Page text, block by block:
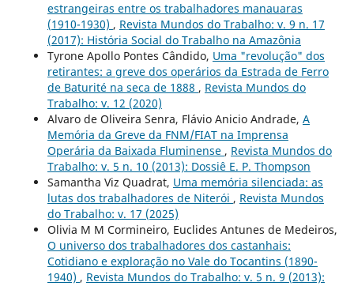
estrangeiras entre os trabalhadores manauaras
(1910-1930) , Revista Mundos do Trabalho: v. 9 n. 17
(2017): História Social do Trabalho na Amazônia
Tyrone Apollo Pontes Cândido, Uma "revolução" dos
retirantes: a greve dos operários da Estrada de Ferro
de Baturité na seca de 1888 , Revista Mundos do
Trabalho: v. 12 (2020)
Alvaro de Oliveira Senra, Flávio Anicio Andrade, A
Memória da Greve da FNM/FIAT na Imprensa
Operária da Baixada Fluminense , Revista Mundos do
Trabalho: v. 5 n. 10 (2013): Dossiê E. P. Thompson
Samantha Viz Quadrat, Uma memória silenciada: as
lutas dos trabalhadores de Niterói , Revista Mundos
do Trabalho: v. 17 (2025)
Olivia M M Cormineiro, Euclides Antunes de Medeiros,
O universo dos trabalhadores dos castanhais:
Cotidiano e exploração no Vale do Tocantins (1890-
1940) , Revista Mundos do Trabalho: v. 5 n. 9 (2013):